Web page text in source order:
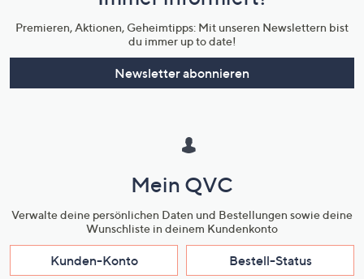
Premieren, Aktionen, Geheimtipps: Mit unseren Newslettern bist
du immer up to date!
Newsletter abonnieren
Mein QVC
Verwalte deine persönlichen Daten und Bestellungen sowie deine
Wunschliste in deinem Kundenkonto
Kunden-Konto Bestell-Status